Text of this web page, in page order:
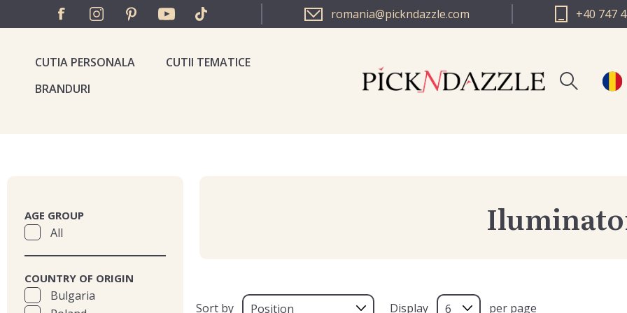
romania@pickndazzle.com +40 747
CUTIA PERSONALA
CUTII TEMATICE
BRANDURI
AGE GROUP
All
COUNTRY OF ORIGIN
Bulgaria
Sort by Display per page